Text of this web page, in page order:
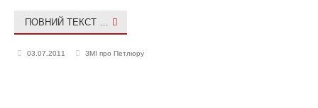
ПОВНИЙ ТЕКСТ …
03.07.2011 ЗМІ про Петлюру